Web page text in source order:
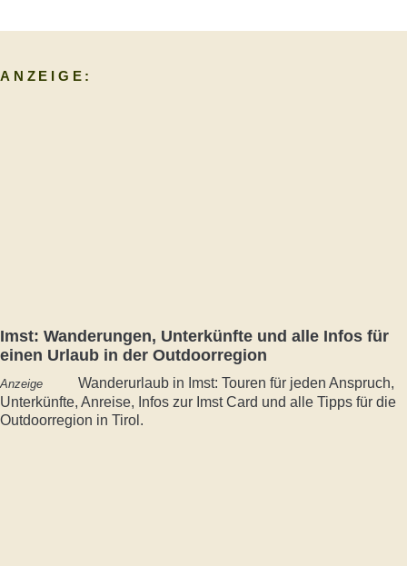
ANZEIGE:
Imst: Wanderungen, Unterkünfte und alle Infos für
einen Urlaub in der Outdoorregion
Anzeige
Wanderurlaub in Imst: Touren für jeden Anspruch,
Unterkünfte, Anreise, Infos zur Imst Card und alle Tipps für die
Outdoorregion in Tirol.